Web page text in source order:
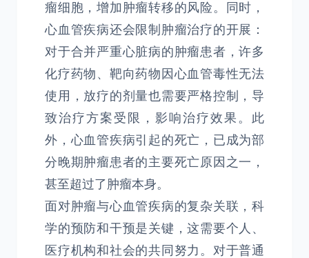
瘤细胞，增加肿瘤转移的风险。同时，
心血管疾病还会限制肿瘤治疗的开展：
对于合并严重心脏病的肿瘤患者，许多
化疗药物、靶向药物因心血管毒性无法
使用，放疗的剂量也需要严格控制，导
致治疗方案受限，影响治疗效果。此
外，心血管疾病引起的死亡，已成为部
分晚期肿瘤患者的主要死亡原因之一，
甚至超过了肿瘤本身。
面对肿瘤与心血管疾病的复杂关联，科
学的预防和干预是关键，这需要个人、
医疗机构和社会的共同努力。对于普通